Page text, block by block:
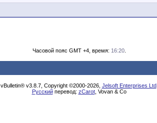
Часовой пояс GMT +4, время: 16:20.
vBulletin® v3.8.7, Copyright ©2000-2026, Jelsoft Enterprises Ltd.
Русскийперевод: zCarot, Vovan & Co